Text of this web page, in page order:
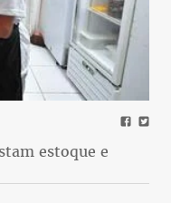
estoque e